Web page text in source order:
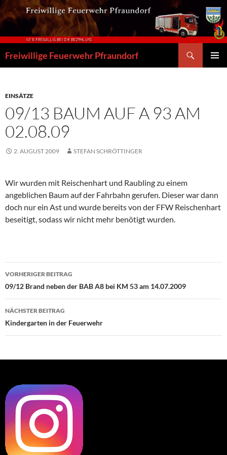
Zum
Inhalt
springen
Freiwillige Feuerwehr Pfraundorf
EINSÄTZE
09/13 BAUM AUF A 93 AM
02.08.09
2. AUGUST 2009 STEFAN SCHRÖTTINGER
Wir wurden mit Reischenhart und Raubling zu einem
angeblichen Baum auf der Fahrbahn gerufen. Dieser war dann
doch nur ein Ast und wurde bereits von der FFW Reischenhart
beseitigt, sodass wir nicht mehr benötigt wurden.
Beitragsnavigation
VORHERIGER BEITRAG
09/12 Brand neben der BAB A8 bei KM 53 am 14.07.2009
NÄCHSTER BEITRAG
Kindergarten in der Feuerwehr